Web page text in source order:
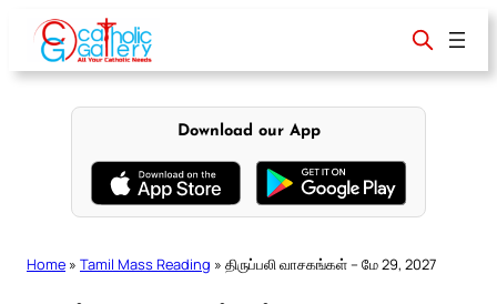
content
Download our App
Home » Tamil Mass Reading » திருப்பலி வாசகங்கள் – மே 29, 2027